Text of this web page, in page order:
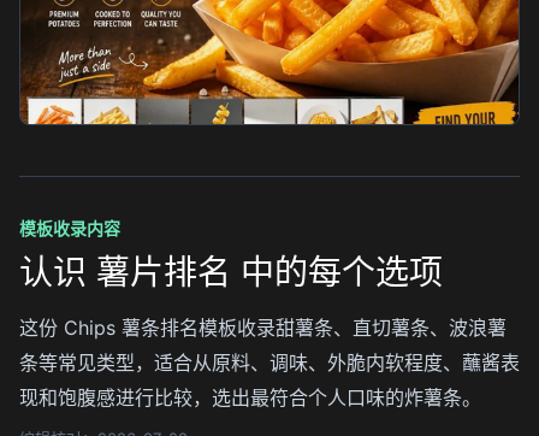
模板收录内容
认识 薯片排名 中的每个选项
这份 Chips 薯条排名模板收录甜薯条、直切薯条、波浪薯
条等常见类型，适合从原料、调味、外脆内软程度、蘸酱表
现和饱腹感进行比较，选出最符合个人口味的炸薯条。